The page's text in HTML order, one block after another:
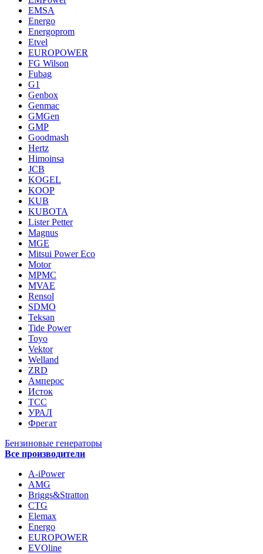
EMSA
Energo
Energoprom
Etvel
EUROPOWER
FG Wilson
Fubag
G1
Genbox
Genmac
GMGen
GMP
Goodmash
Hertz
Himoinsa
JCB
KOGEL
KOOP
KUB
KUBOTA
Lister Petter
Magnus
MGE
Mitsui Power Eco
Motor
MPMC
MVAE
Rensol
SDMO
Teksan
Tide Power
Toyo
Vektor
Welland
ZRD
Амперос
Исток
ТСС
УРАЛ
Фрегат
Бензиновые генераторы
Все производители
A-iPower
AMG
Briggs&Stratton
CTG
Elemax
Energo
EUROPOWER
EVOline